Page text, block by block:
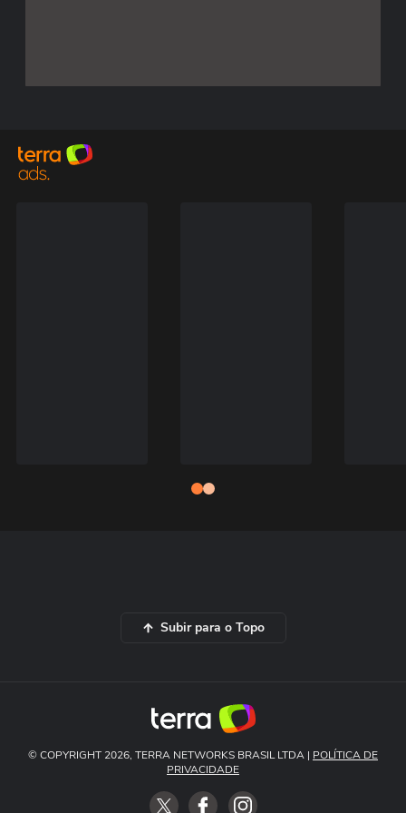
Subir para o Topo
© COPYRIGHT 2026, TERRA NETWORKS BRASIL LTDA | POLÍTICA DE
PRIVACIDADE